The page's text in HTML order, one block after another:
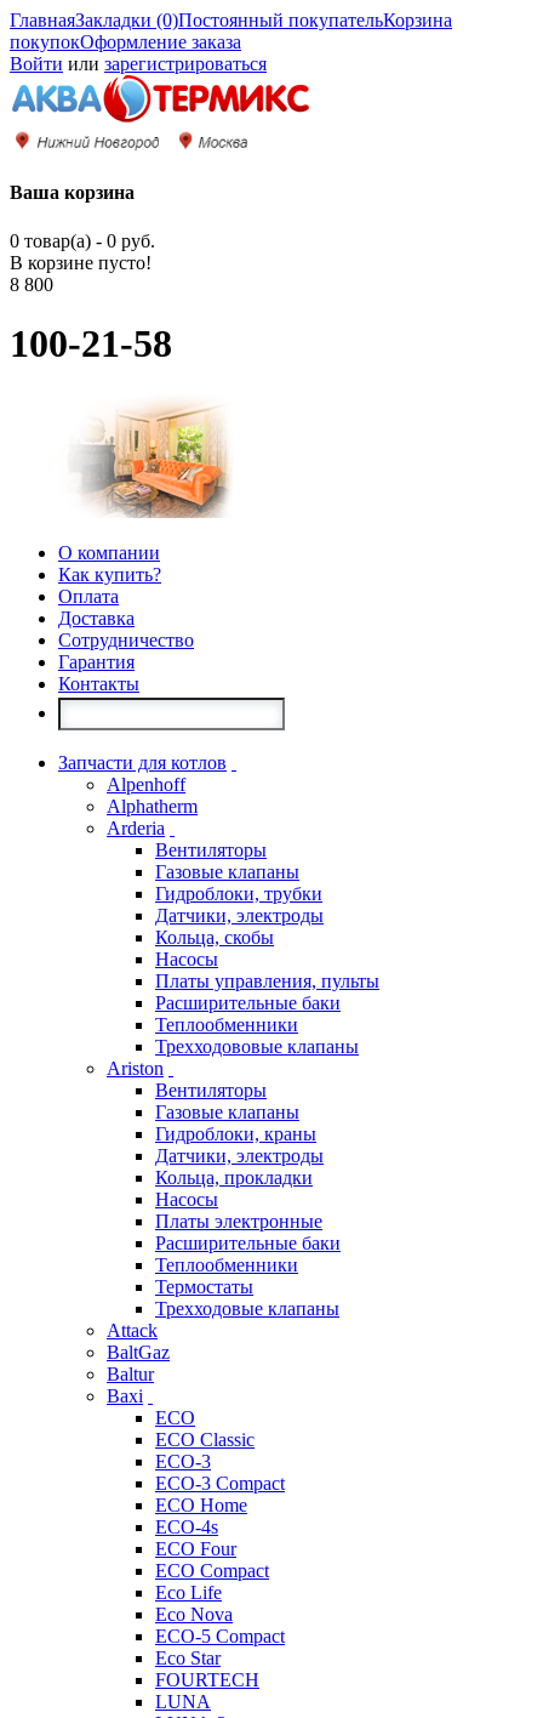
ГлавнаяЗакладки (0)Постоянный покупательКорзина
покупокОформление заказа
Войти или зарегистрироваться
Ваша корзина
0 товар(а) - 0 руб.
В корзине пусто!
8 800
100-21-58
О компании
Как купить?
Оплата
Доставка
Сотрудничество
Гарантия
Контакты
Запчасти для котлов
Alpenhoff
Alphatherm
Arderia
Вентиляторы
Газовые клапаны
Гидроблоки, трубки
Датчики, электроды
Кольца, скобы
Насосы
Платы управления, пульты
Расширительные баки
Теплообменники
Трехходововые клапаны
Ariston
Вентиляторы
Газовые клапаны
Гидроблоки, краны
Датчики, электроды
Кольца, прокладки
Насосы
Платы электронные
Расширительные баки
Теплообменники
Термостаты
Трехходовые клапаны
Attack
BaltGaz
Baltur
Baxi
ECO
ECO Classic
ECO-3
ECO-3 Compact
ECO Home
ECO-4s
ECO Four
ECO Compact
Eco Life
Eco Nova
ECO-5 Compact
Eco Star
FOURTECH
LUNA